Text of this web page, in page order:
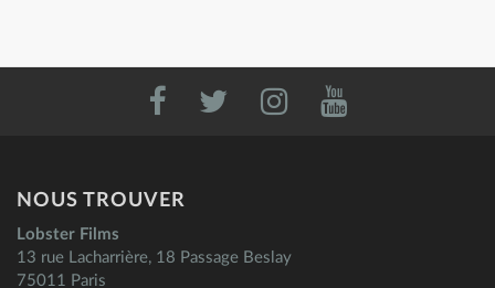
NOUS TROUVER
Lobster Films
13 rue Lacharrière, 18 Passage Beslay
75011 Paris